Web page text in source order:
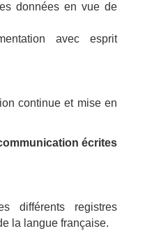
données en vue de
avec esprit
continue et mise en
écrites
différents registres
la langue française.